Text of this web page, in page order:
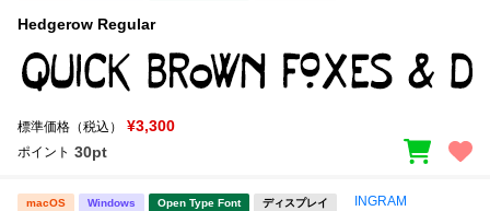
Hedgerow Regular
標準価格（税込） ¥3,300
ポイント 30pt
macOS Windows Open Type Font ディスプレイ INGRAM